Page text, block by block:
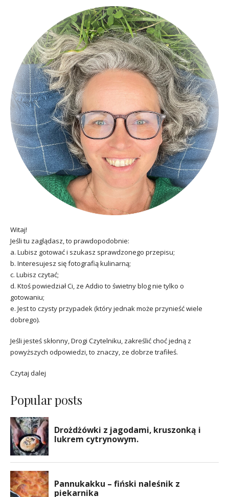
Witaj!
Jeśli tu zaglądasz, to prawdopodobnie:
a. Lubisz gotować i szukasz sprawdzonego przepisu;
b. Interesujesz się fotografią kulinarną;
c. Lubisz czytać;
d. Ktoś powiedział Ci, ze Addio to świetny blog nie tylko o
gotowaniu;
e. Jest to czysty przypadek (który jednak może przynieść wiele
dobrego).
Jeśli jesteś skłonny, Drogi Czytelniku, zakreślić choć jedną z
powyższych odpowiedzi, to znaczy, ze dobrze trafiłeś.
Czytaj dalej
Popular posts